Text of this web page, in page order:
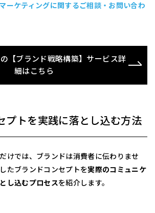
ーケティングに関するご相談・お問い合わ
【ブランド戦略構築】サービス詳
細はこちら
プトを実践に落とし込む方法
けでは、ブランドは消費者に伝わりませ
たブランドコンセプトを実際のコミュニケ
し込むプロセスを紹介します。